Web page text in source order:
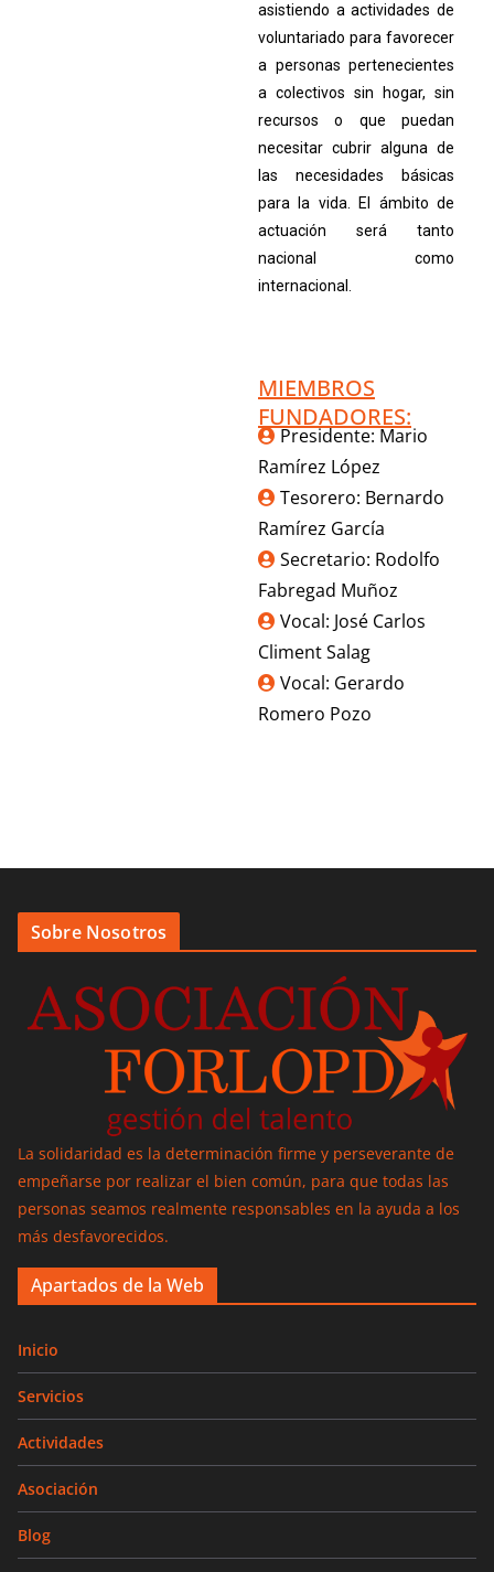
asistiendo a actividades de
voluntariado para favorecer
a personas pertenecientes
a colectivos sin hogar, sin
recursos o que puedan
necesitar cubrir alguna de
las necesidades básicas
para la vida. El ámbito de
actuación será tanto
nacional como
internacional.
MIEMBROS
FUNDADORES:
Presidente: Mario
Ramírez López
Tesorero: Bernardo
Ramírez García
Secretario: Rodolfo
Fabregad Muñoz
Vocal: José Carlos
Climent Salag
Vocal: Gerardo
Romero Pozo
Sobre Nosotros
La solidaridad es la determinación firme y perseverante de
empeñarse por realizar el bien común, para que todas las
personas seamos realmente responsables en la ayuda a los
más desfavorecidos.
Apartados de la Web
Inicio
Servicios
Actividades
Asociación
Blog